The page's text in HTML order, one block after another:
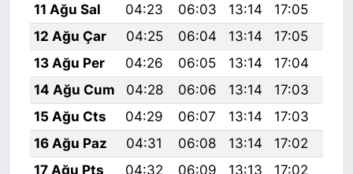
11 Ağu Sal
04:23 06:03 13:14 17:05
12 Ağu Çar
04:25 06:04 13:14 17:05
13 Ağu Per
04:26 06:05 13:14 17:04
14 Ağu Cum
04:28 06:06 13:14 17:03
15 Ağu Cts
04:29 06:07 13:14 17:03
16 Ağu Paz
04:31 06:08 13:14 17:02
17 Ağu Pts
04:32 06:09 13:13 17:02